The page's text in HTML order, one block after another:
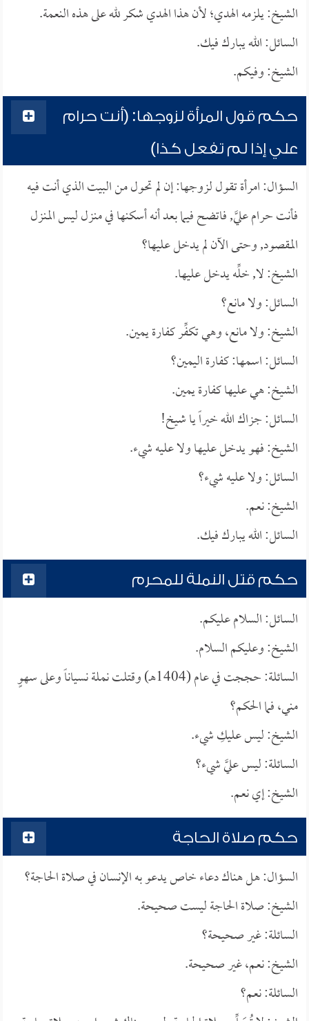
الشيخ: يلزمه الهدي؛ لأن هذا الهدي شكر لله على هذه النعمة.
السائل: الله يبارك فيك.
الشيخ: وفيكم.
حكم قول المرأة لزوجها: (أنت حرام
علي إذا لم تفعل كذا)
السؤال: امرأة تقول لزوجها: إن لم تحول من البيت الذي أنت فيه
فأنت حرام عليَّ, فاتضح فيما بعد أنه أسكنها في منزل ليس المنزل
المقصود, وحتى الآن لم يدخل عليها؟
الشيخ: لا, خلِّه يدخل عليها.
السائل: ولا مانع؟
الشيخ: ولا مانع، وهي تكفِّر كفارة يمين.
السائل: اسمها: كفارة اليمين؟
الشيخ: هي عليها كفارة يمين.
السائل: جزاك الله خيراً يا شيخ!
الشيخ: فهو يدخل عليها ولا عليه شيء.
السائل: ولا عليه شيء؟
الشيخ: نعم.
السائل: الله يبارك فيك.
حكم قتل النملة للمحرم
السائل: السلام عليكم.
الشيخ: وعليكم السلام.
السائلة: حججت في عام (1404هـ) وقتلت نملة نسياناً وعلى سهوٍ
مني، فما الحكم؟
الشيخ: ليس عليكِ شيء.
السائلة: ليس عليَّ شيء؟
الشيخ: إي نعم.
حكم صلاة الحاجة
السؤال: هل هناك دعاء خاص يدعو به الإنسان في صلاة الحاجة؟
الشيخ: صلاة الحاجة ليست صحيحة.
السائلة: غير صحيحة؟
الشيخ: نعم، غير صحيحة.
السائلة: نعم؟